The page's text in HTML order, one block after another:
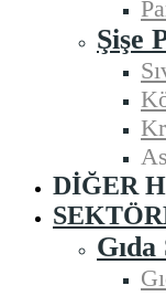
Şişe
DIĞER